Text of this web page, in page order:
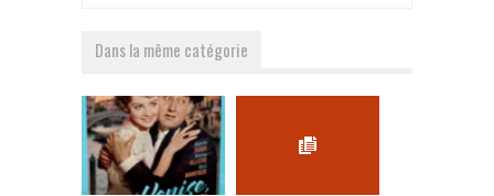
Dans la même catégorie